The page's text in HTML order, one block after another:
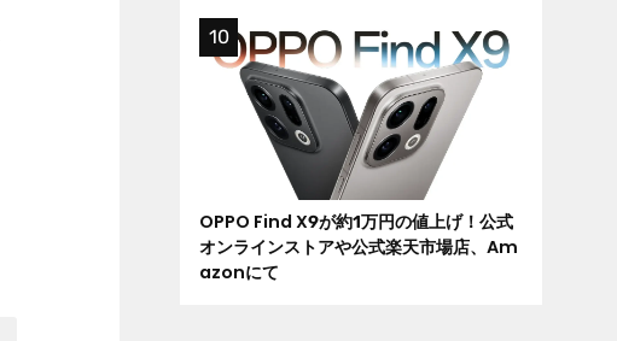
OPPO Find X9が約1万円の値上げ！公式
オンラインストアや公式楽天市場店、Am
azonにて